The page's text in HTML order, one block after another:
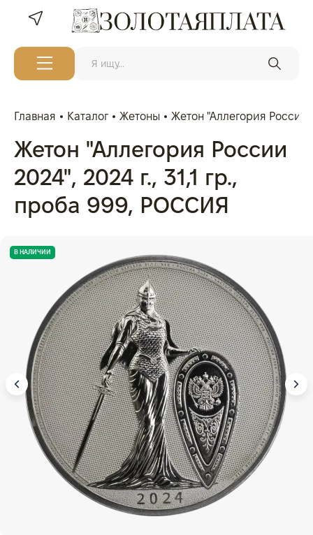
Главная Каталог Жетоны Жетон "Аллегория России
Жетон "Аллегория России
2024", 2024 г., 31,1 гр.,
проба 999, РОССИЯ
В НАЛИЧИИ